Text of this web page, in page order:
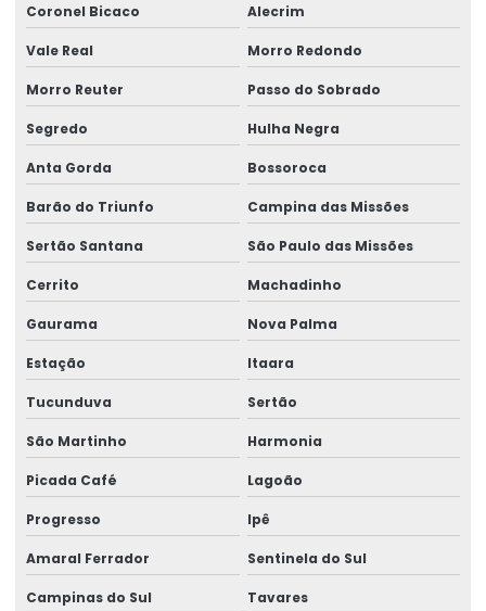
Coronel Bicaco Alecrim
Vale Real Morro Redondo
Morro Reuter Passo do Sobrado
Segredo Hulha Negra
Anta Gorda Bossoroca
Barão do Triunfo Campina das Missões
Sertão Santana São Paulo das Missões
Cerrito Machadinho
Gaurama Nova Palma
Estação Itaara
Tucunduva Sertão
São Martinho Harmonia
Picada Café Lagoão
Progresso Ipê
Amaral Ferrador Sentinela do Sul
Campinas do Sul Tavares